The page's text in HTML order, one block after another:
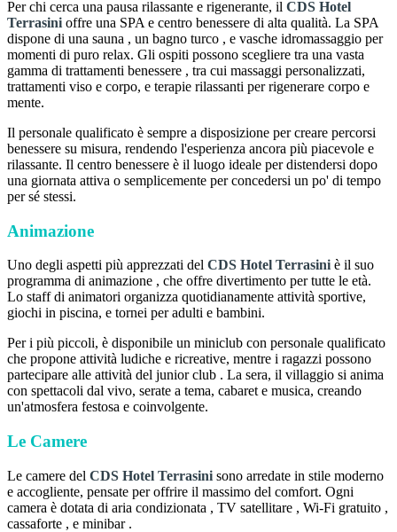
Per chi cerca una pausa rilassante e rigenerante, il CDS Hotel
Terrasini offre una SPA e centro benessere di alta qualità. La SPA
dispone di una sauna , un bagno turco , e vasche idromassaggio per
momenti di puro relax. Gli ospiti possono scegliere tra una vasta
gamma di trattamenti benessere , tra cui massaggi personalizzati,
trattamenti viso e corpo, e terapie rilassanti per rigenerare corpo e
mente.
Il personale qualificato è sempre a disposizione per creare percorsi
benessere su misura, rendendo l'esperienza ancora più piacevole e
rilassante. Il centro benessere è il luogo ideale per distendersi dopo
una giornata attiva o semplicemente per concedersi un po' di tempo
per sé stessi.
Animazione
Uno degli aspetti più apprezzati del CDS Hotel Terrasini è il suo
programma di animazione , che offre divertimento per tutte le età.
Lo staff di animatori organizza quotidianamente attività sportive,
giochi in piscina, e tornei per adulti e bambini.
Per i più piccoli, è disponibile un miniclub con personale qualificato
che propone attività ludiche e ricreative, mentre i ragazzi possono
partecipare alle attività del junior club . La sera, il villaggio si anima
con spettacoli dal vivo, serate a tema, cabaret e musica, creando
un'atmosfera festosa e coinvolgente.
Le Camere
Le camere del CDS Hotel Terrasini sono arredate in stile moderno
e accogliente, pensate per offrire il massimo del comfort. Ogni
camera è dotata di aria condizionata , TV satellitare , Wi-Fi gratuito ,
cassaforte , e minibar .